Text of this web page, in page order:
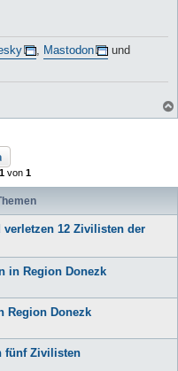
Mastodon
und
1 von 1
verletzen 12 Zivilisten der
in Region Donezk
Region Donezk
fünf Zivilisten